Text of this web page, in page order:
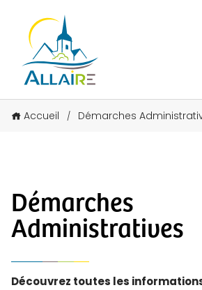
Accueil / Démarches
Démarches
Administratives
Découvrez toutes les